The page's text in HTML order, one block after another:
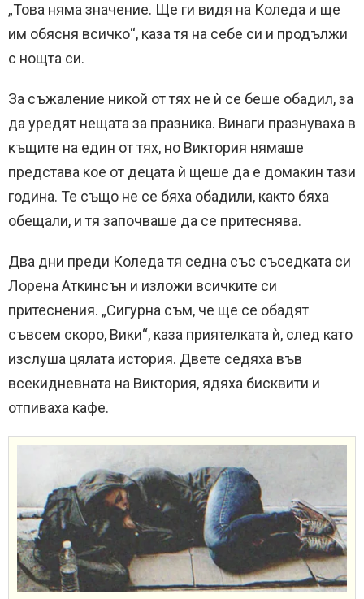
„Това няма значение. Ще ги видя на Коледа и ще
им обясня всичко“, каза тя на себе си и продължи
с нощта си.
За съжаление никой от тях не ѝ се беше обадил, за
да уредят нещата за празника. Винаги празнуваха в
къщите на един от тях, но Виктория нямаше
представа кое от децата ѝ щеше да е домакин тази
година. Те също не се бяха обадили, както бяха
обещали, и тя започваше да се притеснява.
Два дни преди Коледа тя седна със съседката си
Лорена Аткинсън и изложи всичките си
притеснения. „Сигурна съм, че ще се обадят
съвсем скоро, Вики“, каза приятелката ѝ, след като
изслуша цялата история. Двете седяха във
всекидневната на Виктория, ядяха бисквити и
отпиваха кафе.